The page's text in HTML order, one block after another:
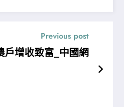
Previous post
增收致富_中國網